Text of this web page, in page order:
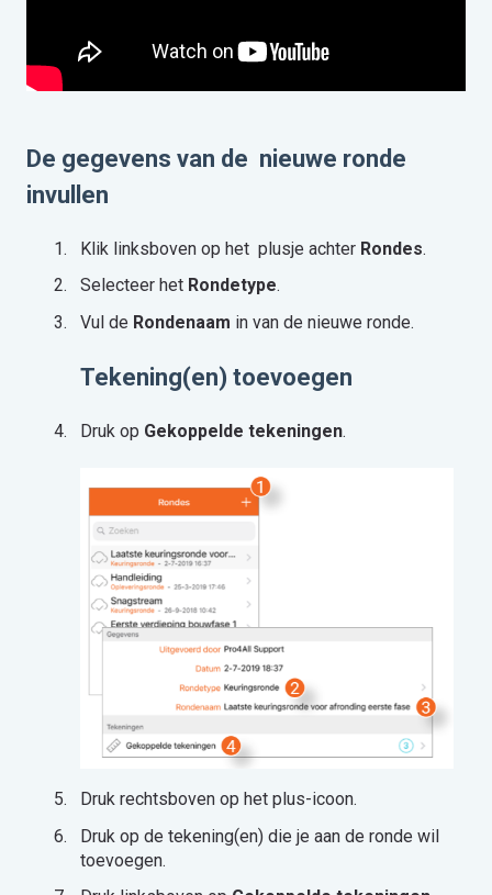
De gegevens van de nieuwe ronde
invullen
Klik linksboven op het plusje achter Rondes.
Selecteer het Rondetype.
Vul de Rondenaam in van de nieuwe ronde.
Tekening(en) toevoegen
Druk op Gekoppelde tekeningen.
Druk rechtsboven op het plus-icoon.
Druk op de tekening(en) die je aan de ronde wil
toevoegen.